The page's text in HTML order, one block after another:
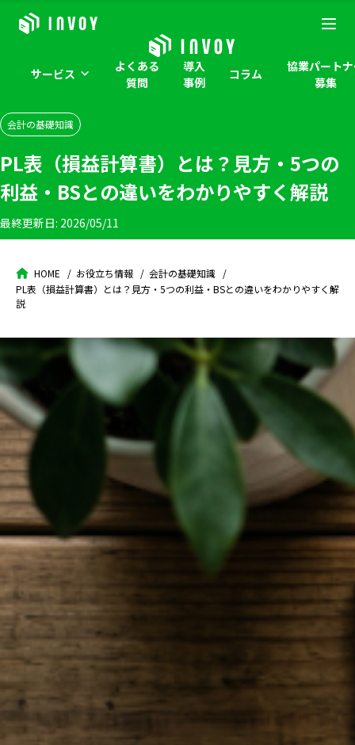
サービス
よくある
質問
導入
事例
コラム
協業パート
募集
会計の基礎知識
PL表（損益計算書）とは？見方・5つの
利益・BSとの違いをわかりやすく解説
最終更新日: 2026/05/11
HOME お役立ち情報
会計の基礎知識
PL表（損益計算書）とは？見方・5つの利益・BSとの違いをわかりやすく解
説